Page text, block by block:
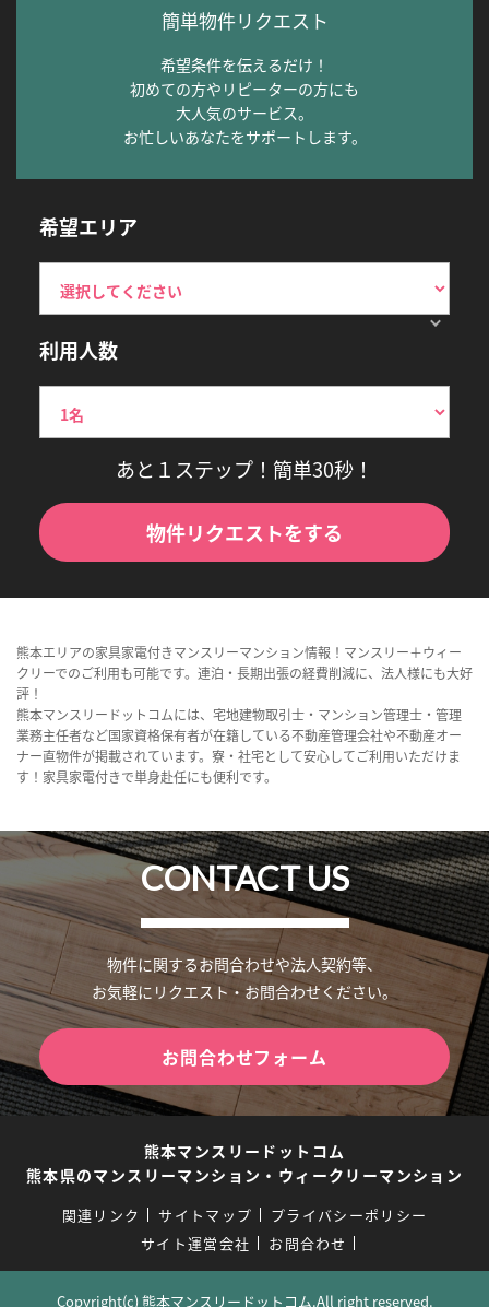
簡単物件リクエスト
希望条件を伝えるだけ！
初めての方やリピーターの方にも
大人気のサービス。
お忙しいあなたをサポートします。
希望エリア
利用人数
あと１ステップ！簡単30秒！
物件リクエストをする
熊本エリアの家具家電付きマンスリーマンション情報！マンスリー＋ウィー
クリーでのご利用も可能です。連泊・長期出張の経費削減に、法人様にも大好
評！
熊本マンスリードットコムには、宅地建物取引士・マンション管理士・管理
業務主任者など国家資格保有者が在籍している不動産管理会社や不動産オー
ナー直物件が掲載されています。寮・社宅として安心してご利用いただけま
す！家具家電付きで単身赴任にも便利です。
CONTACT US
物件に関するお問合わせや法人契約等、
お気軽にリクエスト・お問合わせください。
お問合わせフォーム
熊本マンスリードットコム
熊本県のマンスリーマンション・ウィークリーマンション
関連リンク サイトマップ
プライバシーポリシー
サイト運営会社
お問合わせ
Copyright(c) 熊本マンスリードットコム.All right reserved.